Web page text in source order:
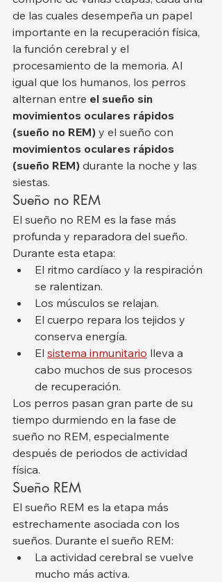
de las cuales desempeña un papel
importante en la recuperación física,
la función cerebral y el
procesamiento de la memoria. Al
igual que los humanos, los perros
alternan entre el sueño sin
movimientos oculares rápidos
(sueño no REM) y el sueño con
movimientos oculares rápidos
(sueño REM) durante la noche y las
siestas.
Sueño no REM
El sueño no REM es la fase más
profunda y reparadora del sueño.
Durante esta etapa:
El ritmo cardíaco y la respiración
se ralentizan.
Los músculos se relajan.
El cuerpo repara los tejidos y
conserva energía.
El sistema inmunitario lleva a
cabo muchos de sus procesos
de recuperación.
Los perros pasan gran parte de su
tiempo durmiendo en la fase de
sueño no REM, especialmente
después de periodos de actividad
física.
Sueño REM
El sueño REM es la etapa más
estrechamente asociada con los
sueños. Durante el sueño REM:
La actividad cerebral se vuelve
mucho más activa.